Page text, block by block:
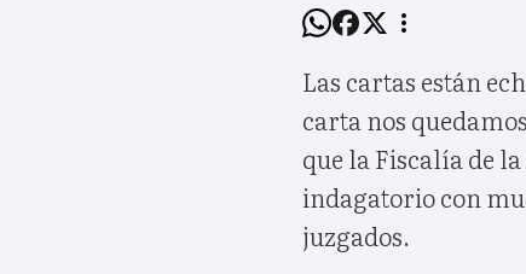
Las cartas están
carta nos
que la Fiscalía de
indagatorio con
juzgados.